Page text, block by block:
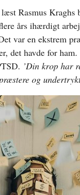
Rasmus
års ihærdigt
var en ekstrem
det havde for
’Din krop har
og